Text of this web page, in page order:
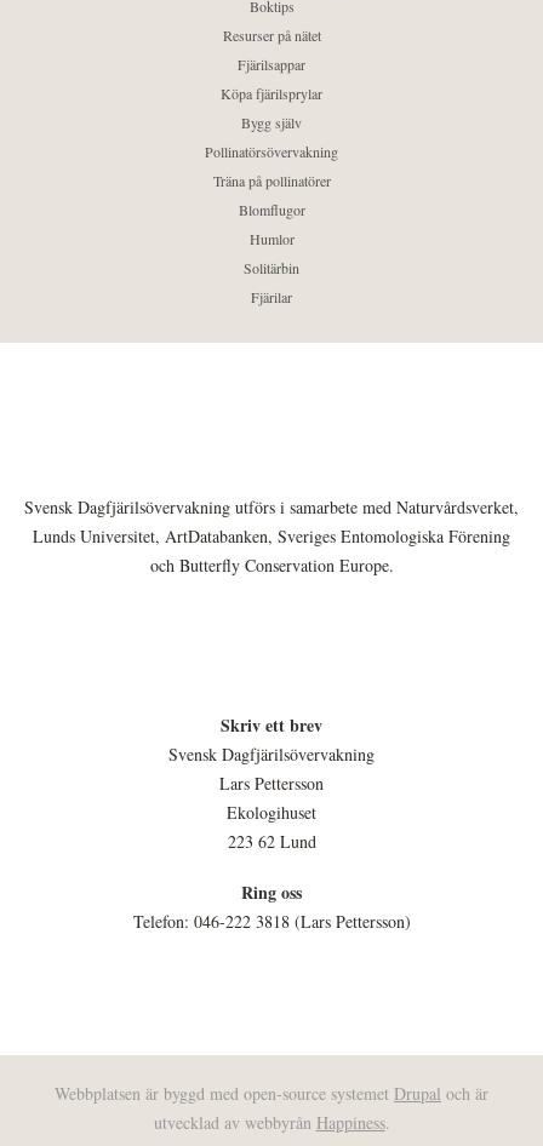
Boktips
Resurser på nätet
Fjärilsappar
Köpa fjärilsprylar
Bygg själv
Pollinatörsövervakning
Träna på pollinatörer
Blomflugor
Humlor
Solitärbin
Fjärilar
Svensk Dagfjärilsövervakning utförs i samarbete med Naturvårdsverket,
Lunds Universitet, ArtDatabanken, Sveriges Entomologiska Förening
och Butterfly Conservation Europe.
Skriv ett brev
Svensk Dagfjärilsövervakning
Lars Pettersson
Ekologihuset
223 62 Lund
Ring oss
Telefon: 046-222 3818 (Lars Pettersson)
Webbplatsen är byggd med open-source systemet Drupal och är
utvecklad av webbyrån Happiness.